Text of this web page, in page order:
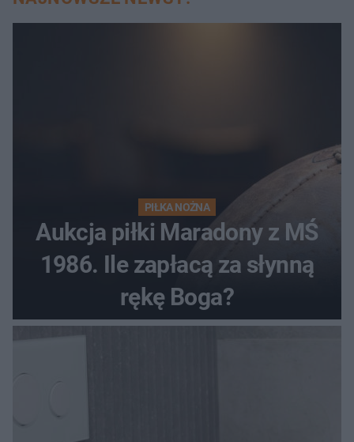
PIŁKA NOŻNA
Aukcja piłki Maradony z MŚ
1986. Ile zapłacą za słynną
rękę Boga?